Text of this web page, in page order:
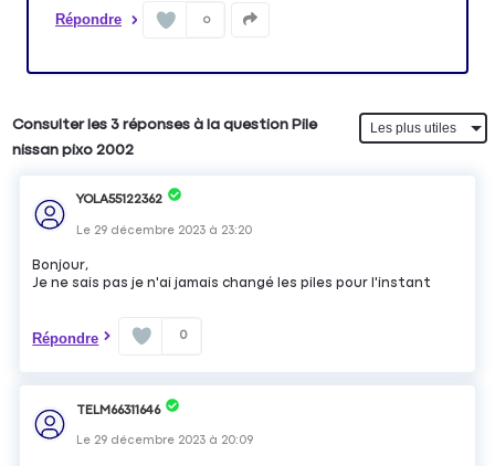
Répondre 0
Consulter les 3 réponses à la question Pile
nissan pixo 2002
YOLA55122362
Le 29 décembre 2023 à 23:20
Bonjour,
Je ne sais pas je n'ai jamais changé les piles pour l'instant
Répondre 0
TELM66311646
Le 29 décembre 2023 à 20:09